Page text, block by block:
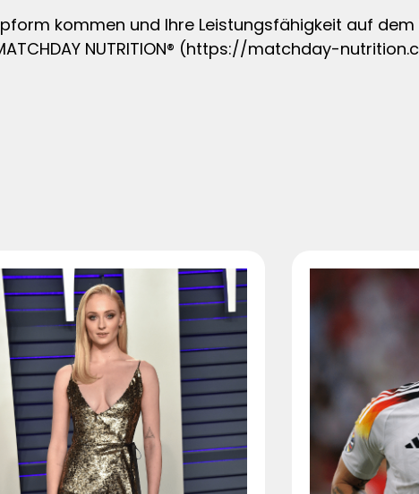
kommen und Ihre Leistungsfähigkeit auf
NUTRITION® (https://matchday-